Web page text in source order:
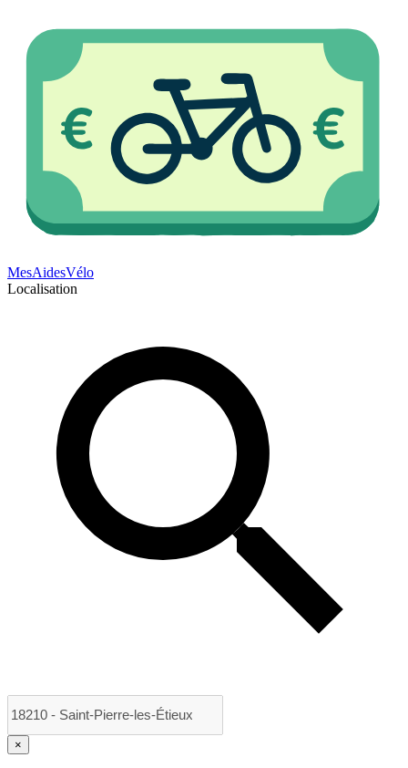
MesAidesVélo
Localisation
×